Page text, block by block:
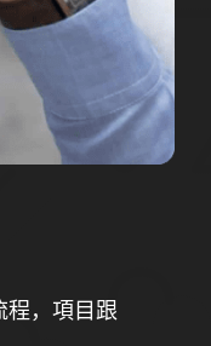
程，項目跟